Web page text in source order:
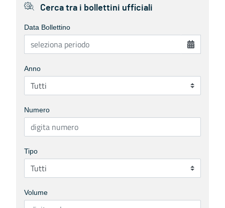
Cerca tra i bollettini ufficiali
Data Bollettino
Anno
Numero
Tipo
Volume